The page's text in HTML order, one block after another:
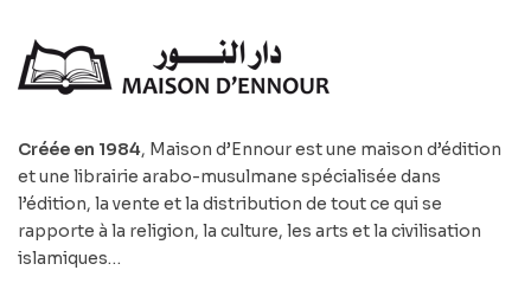
Créée en 1984, Maison d’Ennour est une maison d’édition
et une librairie arabo-musulmane spécialisée dans
l’édition, la vente et la distribution de tout ce qui se
rapporte à la religion, la culture, les arts et la civilisation
islamiques…